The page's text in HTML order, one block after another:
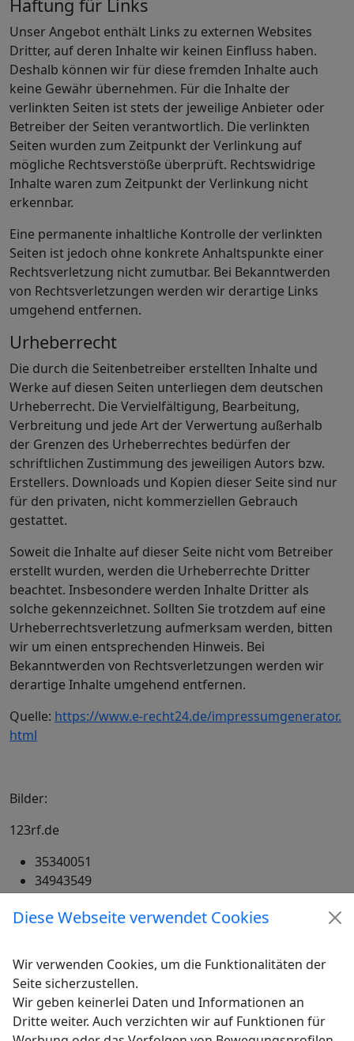
Diese Webseite verwendet Cookies
Wir verwenden Cookies, um die Funktionalitäten der
Seite sicherzustellen.
Wir geben keinerlei Daten und Informationen an
Dritte weiter. Auch verzichten wir auf Funktionen für
Haftung für Links
Unser Angebot enthält Links zu externen Websites
Dritter, auf deren Inhalte wir keinen Einfluss haben.
Deshalb können wir für diese fremden Inhalte auch
keine Gewähr übernehmen. Für die Inhalte der
verlinkten Seiten ist stets der jeweilige Anbieter oder
Betreiber der Seiten verantwortlich. Die verlinkten
Seiten wurden zum Zeitpunkt der Verlinkung auf
mögliche Rechtsverstöße überprüft. Rechtswidrige
Inhalte waren zum Zeitpunkt der Verlinkung nicht
erkennbar.
Eine permanente inhaltliche Kontrolle der verlinkten
Seiten ist jedoch ohne konkrete Anhaltspunkte einer
Rechtsverletzung nicht zumutbar. Bei Bekanntwerden
von Rechtsverletzungen werden wir derartige Links
umgehend entfernen.
Urheberrecht
Die durch die Seitenbetreiber erstellten Inhalte und
Werke auf diesen Seiten unterliegen dem deutschen
Urheberrecht. Die Vervielfältigung, Bearbeitung,
Verbreitung und jede Art der Verwertung außerhalb
der Grenzen des Urheberrechtes bedürfen der
schriftlichen Zustimmung des jeweiligen Autors bzw.
Erstellers. Downloads und Kopien dieser Seite sind nur
für den privaten, nicht kommerziellen Gebrauch
gestattet.
Soweit die Inhalte auf dieser Seite nicht vom Betreiber
erstellt wurden, werden die Urheberrechte Dritter
beachtet. Insbesondere werden Inhalte Dritter als
solche gekennzeichnet. Sollten Sie trotzdem auf eine
Urheberrechtsverletzung aufmerksam werden, bitten
wir um einen entsprechenden Hinweis. Bei
Bekanntwerden von Rechtsverletzungen werden wir
derartige Inhalte umgehend entfernen.
Quelle: https://www.e-recht24.de/impressumgenerator.
html
Bilder:
123rf.de
35340051
34943549
9432314
23291264
31306981
4717452
25681291
13112547